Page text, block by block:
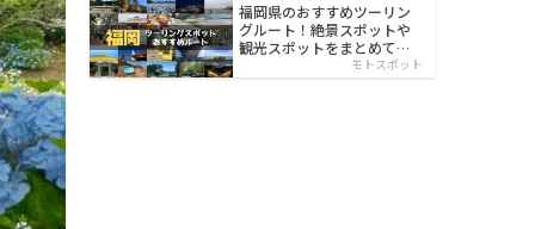
福岡県のおすすめツーリン
グルート！絶景スポットや
観光スポットをまとめて紹
モトスポット